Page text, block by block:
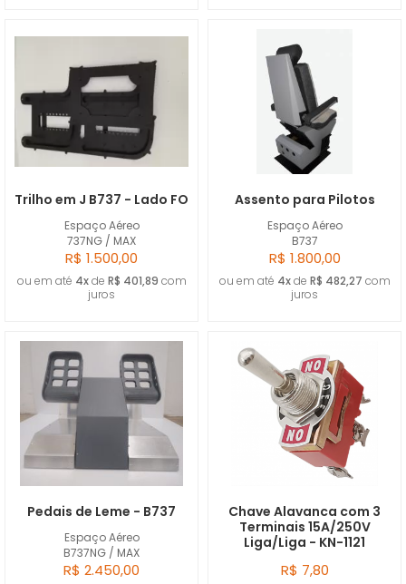
Espaço Aéreo
737NG / MAX
Trilho em J B737 - Lado FO
R$ 1.500,00
ou em até 4xde R$ 401,89 com
juros
Espaço Aéreo
B737
Assento para Pilotos
R$ 1.800,00
ou em até 4xde R$ 482,27 com
juros
Espaço Aéreo
B737NG / MAX
Pedais de Leme - B737
R$ 2.450,00
Chave Alavanca com 3
Terminais 15A/250V
Liga/Liga - KN-1121
R$ 7,80